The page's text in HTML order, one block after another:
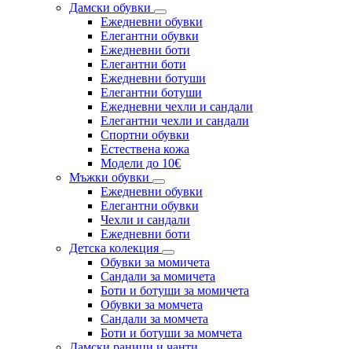
Дамски обувки
Eжедневни обувки
Eлегантни обувки
Eжедневни боти
Eлегантни боти
Eжедневни ботуши
Eлегантни ботуши
Ежедневни чехли и сандали
Елегантни чехли и сандали
Спортни обувки
Естествена кожа
Модели до 10€
Мъжки обувки
Ежедневни обувки
Елегантни обувки
Чехли и сандали
Ежедневни боти
Детска колекция
Обувки за момичета
Сандали за момичета
Боти и ботуши за момичета
Обувки за момчета
Сандали за момчета
Боти и ботуши за момчета